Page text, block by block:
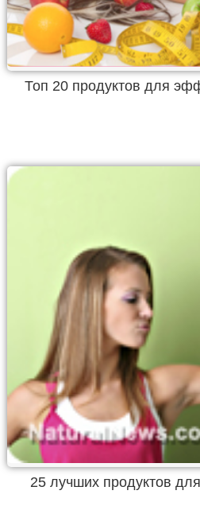
Топ 20 продуктов для
25 лучших продуктов